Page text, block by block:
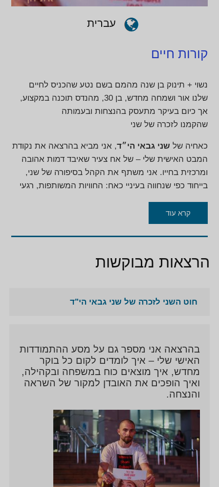
עברית
קורות חיים
נשוי + תינוק בן שנה מהמם בשם נטע שהכניס לחיים
שלנו אור ושמחה מחדש, בן 30, מהנדס תוכנה במקצוע,
אך כיום בעיקר מתעסק בהנצחות ובעמותה
שהקמנו לזכרה של שני
כאחיה של שני גבאי הי״ד, אני מביא בהרצאה את נקודת
המבט האישית שלי – של אח צעיר שאיבד דמות אהובה
ומרכזית בחייו. אני משתף את הקהל בסיפורה של שני,
בייחוד כפי שנחווה בעיניי כאח: החוויות המשותפות, רגעי
שנלווה להיעדרותה. בהרצאה אני מספר גם על מסע
ההתמודדות האישי שלי – איך לומדים לקום כל בוקר
מחדש, איך מוצאים כוח במשפחה ובקהילה, ואיך הופכים
קרא עוד
הרצאות מבוקשות
חוט השני לזכרה של שני גבאי הי"ד
בהרצאה אני מספר גם על מסע ההתמודדות
האישי שלי – איך לומדים לקום כל בוקר
מחדש, איך מוצאים כוח במשפחה ובקהילה,
ואיך הופכים את האובדן למקור של השראה
והנצחה.